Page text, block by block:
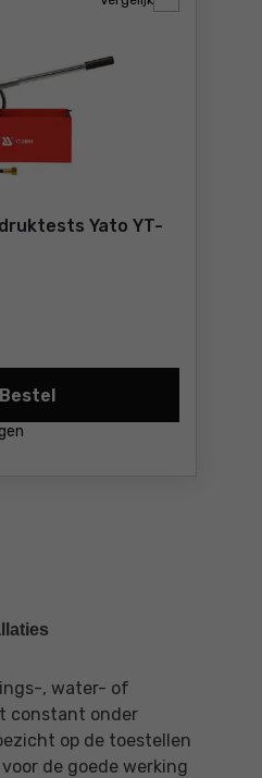
Yato YT-
Bestel
Handpomp voor druktests
, water- of
constant onder
op de toestellen
de goede werking